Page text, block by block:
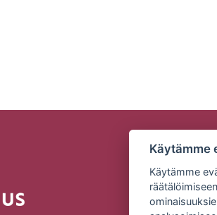
Käytämme
Käytämme